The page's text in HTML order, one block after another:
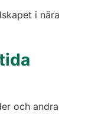
i nära
och andra